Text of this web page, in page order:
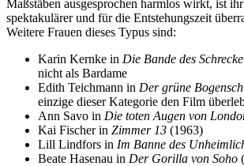
Maßstäben ausgesprochen harmlos wirkt, ist
spektakulärer und für die Entstehungszeit
Weitere Frauen dieses Typus sind:
Karin Kernke in Die Bande des
nicht als Bardame
Edith Teichmann in Der grüne
einzige dieser Kategorie den Film
Ann Savo in Die toten Augen von
Kai Fischer in Zimmer 13 (1963)
Lill Lindfors in Im Banne des
Beate Hasenau in Der Gorilla von Soho